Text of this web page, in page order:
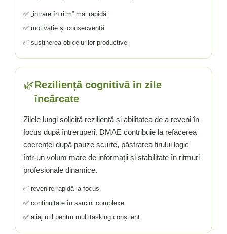
✅ „intrare în ritm” mai rapidă
✅ motivație și consecvență
✅ susținerea obiceiurilor productive
🌿Reziliență cognitivă în zile
încărcate
Zilele lungi solicită reziliență și abilitatea de a reveni în
focus după întreruperi. DMAE contribuie la refacerea
coerenței după pauze scurte, păstrarea firului logic
într-un volum mare de informații și stabilitate în ritmuri
profesionale dinamice.
✅ revenire rapidă la focus
✅ continuitate în sarcini complexe
✅ aliaj util pentru multitasking conștient